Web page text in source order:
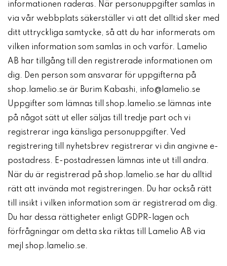
informationen raderas. När personuppgifter samlas in
via vår webbplats säkerställer vi att det alltid sker med
ditt uttryckliga samtycke, så att du har informerats om
vilken information som samlas in och varför. Lamelio
AB har tillgång till den registrerade informationen om
dig. Den person som ansvarar för uppgifterna på
shop.lamelio.se är Burim Kabashi, info@lamelio.se
Uppgifter som lämnas till shop.lamelio.se lämnas inte
på något sätt ut eller säljas till tredje part och vi
registrerar inga känsliga personuppgifter. Ved
registrering till nyhetsbrev registrerar vi din angivne e-
postadress. E-postadressen lämnas inte ut till andra.
När du är registrerad på shop.lamelio.se har du alltid
rätt att invända mot registreringen. Du har också rätt
till insikt i vilken information som är registrerad om dig.
Du har dessa rättigheter enligt GDPR-lagen och
förfrågningar om detta ska riktas till Lamelio AB via
mejl shop.lamelio.se.